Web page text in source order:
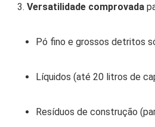
Versatilidade comprovada
Pó fino e grossos detritos
Líquidos (até 20 litros de
Resíduos de construção